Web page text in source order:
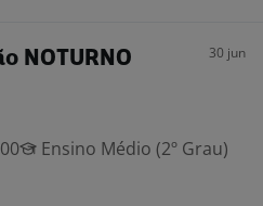
NOTURNO 30 jun
Ensino Médio (2º Grau)